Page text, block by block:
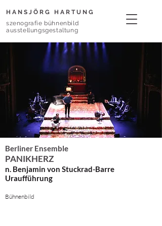
HANSJÖRG HARTUNG
szenografie bühnenbild
ausstellungsgestaltung
Berliner Ensemble
PANIKHERZ
n. Benjamin von Stuckrad-Barre
Uraufführung
Bühnenbild